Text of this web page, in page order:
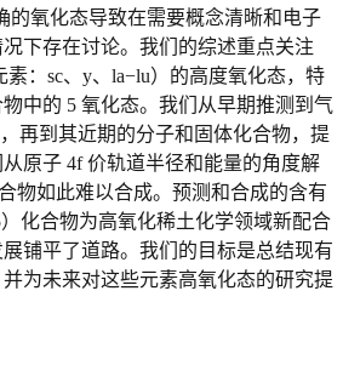
的氧化态导致在需要概念清晰和电子
下存在讨论。我们的综述重点关注
素：sc、y、la−lu）的高度氧化态，特
中的 5 氧化态。我们从早期推测到气
再到其近期的分子和固体化合物，提
原子 4f 价轨道半径和能量的角度解
物如此难以合成。预测和合成的含有
化合物为高氧化稀土化学领域新配合
铺平了道路。我们的目标是总结现有
为未来对这些元素高氧化态的研究提